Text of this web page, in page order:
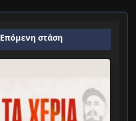
Επόμενη στάση